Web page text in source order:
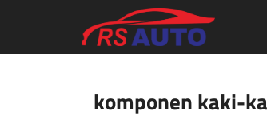
komponen kaki-